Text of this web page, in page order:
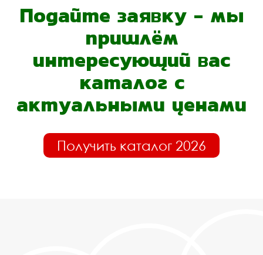
Подайте заявку - мы
пришлём
интересующий вас
каталог с
актуальными ценами
Получить каталог 2026